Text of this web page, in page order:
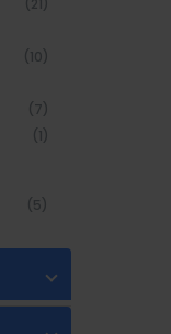
(21)
(10)
(7)
(1)
(5)